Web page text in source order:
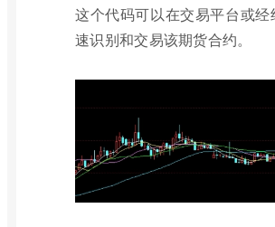
这个代码可以在交易平台或经
速识别和交易该期货合约。